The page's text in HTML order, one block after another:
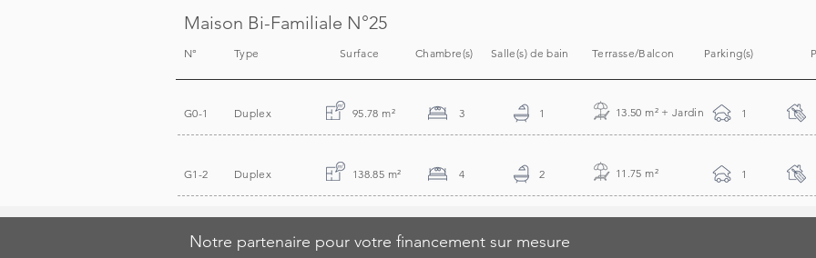
Maison Bi-Familiale N°25
N° Type Surface Chambre(s) Salle(s) de bain Terrasse/Balcon Parking(s)
G0-1 Duplex 95.78 m² 3 1 13.50 m² + Jardin 1
G1-2 Duplex 138.85 m² 4 2 11.75 m² 1
Notre partenaire pour votre financement sur mesure